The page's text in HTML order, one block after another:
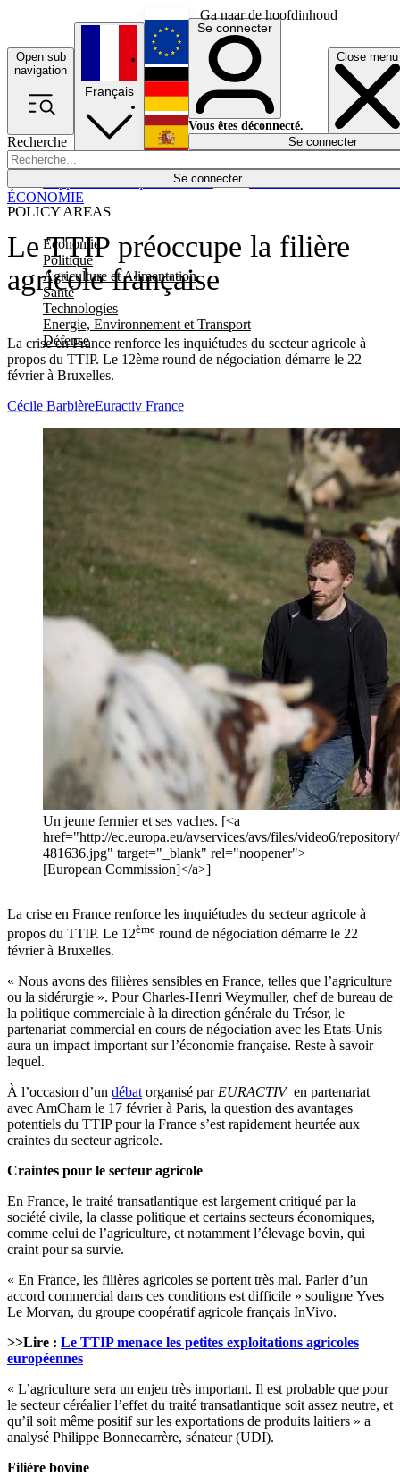
Ga naar de hoofdinhoud
Open sub
navigation
Close menu
Recherche
Se connecter
POLICY AREAS
Economie
Politique
Agriculture et Alimentation
Santé
Technologies
Energie, Environnement et Transport
Défense
Économie
Français
English
Deutsch
Español
Se connecter
Vous êtes déconnecté.
Se connecter
Le TTIP préoccupe la filière
agricole française
La crise en France renforce les inquiétudes du secteur agricole à
propos du TTIP. Le 12ème round de négociation démarre le 22
février à Bruxelles.
ÉCONOMIE
Cécile BarbièreEuractiv France
Un jeune fermier et ses vaches. [<a
href="http://ec.europa.eu/avservices/avs/files/video6/
481636.jpg" target="_blank" rel="noopener">
[European Commission]</a>]
La crise en France renforce les inquiétudes du secteur agricole à
propos du TTIP. Le 12ème round de négociation démarre le 22
février à Bruxelles.
« Nous avons des filières sensibles en France, telles que l’agriculture
ou la sidérurgie ». Pour Charles-Henri Weymuller, chef de bureau de
la politique commerciale à la direction générale du Trésor, le
partenariat commercial en cours de négociation avec les Etats-Unis
aura un impact important sur l’économie française. Reste à savoir
lequel.
À l’occasion d’un débat organisé par EURACTIV en partenariat
avec AmCham le 17 février à Paris, la question des avantages
potentiels du TTIP pour la France s’est rapidement heurtée aux
craintes du secteur agricole.
Craintes pour le secteur agricole
En France, le traité transatlantique est largement critiqué par la
société civile, la classe politique et certains secteurs économiques,
comme celui de l’agriculture, et notamment l’élevage bovin, qui
craint pour sa survie.
« En France, les filières agricoles se portent très mal. Parler d’un
accord commercial dans ces conditions est difficile » souligne Yves
Le Morvan, du groupe coopératif agricole français InVivo.
>>Lire : Le TTIP menace les petites exploitations agricoles
européennes
« L’agriculture sera un enjeu très important. Il est probable que pour
le secteur céréalier l’effet du traité transatlantique soit assez neutre, et
qu’il soit même positif sur les exportations de produits laitiers » a
analysé Philippe Bonnecarrère, sénateur (UDI).
Filière bovine